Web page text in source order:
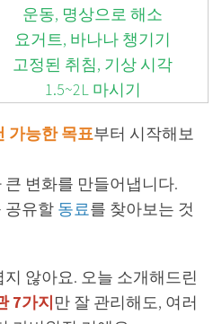
운동, 명상으로 해소
요거트, 바나나 챙기기
고정된 취침, 기상 시각
1.5~2L 마시기
가능한 목표부터 시작해보
큰 변화를 만들어냅니다.
공유할 동료를 찾아보는 것
않아요. 오늘 소개해드린
7가지만 잘 관리해도, 여러